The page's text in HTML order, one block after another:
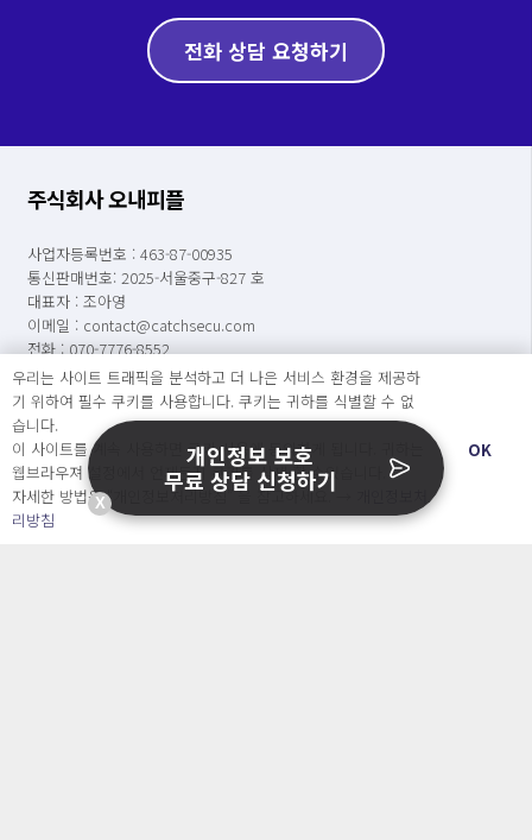
전화 상담 요청하기
주식회사 오내피플
사업자등록번호 : 463-87-00935
통신판매번호: 2025-서울중구-827 호
대표자 : 조아영
이메일 : contact@catchsecu.com
전화 : 070-7776-8552
주소 : 서울특별시 중구 명동길 73, 6층 602호(명동1가, 페이지명동)
※ 상담가능시간 : [평일] 월요일 ~ 금요일 : 09:00 ~ 17:00
(점심시간 : 12:00 ~ 13:00)
※ 캐치시큐는 변호사가 운영하는 법률 서비스가 아닙니다.
우리는 사이트 트래픽을 분석하고 더 나은 서비스 환경을 제공하
기 위하여 필수 쿠키를 사용합니다. 쿠키는 귀하를 식별할 수 없
습니다.
이 사이트를 계속 사용하면 쿠키 사용에 동의하게 됩니다. 귀하는
웹브라우져 설정에서 언제든지 쿠키를 삭제 할 수있습니다.
자세한 방법은 “개인정보처리방침” 을 참고하세요. →
리방침
OK
X
개인정보 보호
무료 상담 신청하기